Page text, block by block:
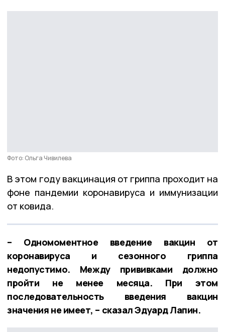
Фото: Ольга Чивилева
В этом году вакцинация от гриппа проходит на
фоне пандемии коронавируса и иммунизации
от ковида.
– Одномоментное введение вакцин от
коронавируса и сезонного гриппа
недопустимо. Между прививками должно
пройти не менее месяца. При этом
последовательность введения вакцин
значения не имеет, – сказал Эдуард Лапин.